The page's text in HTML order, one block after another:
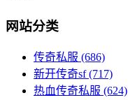
网站分类
传奇私服 (686)
新开传奇sf(717)
热血传奇私服 (624)